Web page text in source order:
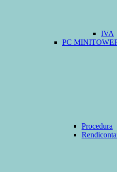
IVA
PC
Procedura